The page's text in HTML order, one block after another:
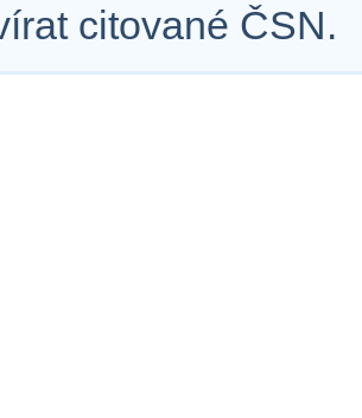
citované ČSN.